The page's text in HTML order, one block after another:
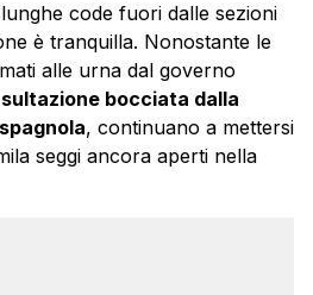
code fuori dalle sezioni
è tranquilla. Nonostante le
alle urna dal governo
bocciata dalla
, continuano a mettersi
seggi ancora aperti nella